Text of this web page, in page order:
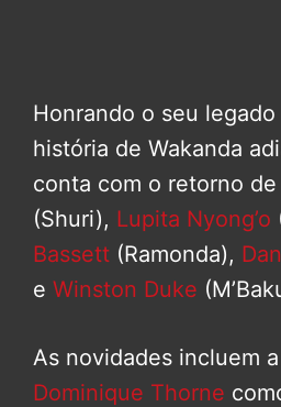
Honrando o seu
história de Wakanda
conta com o retorno de
(Shuri), Lupita Nyong’o
Bassett (Ramonda),
e Winston Duke
As novidades incluem
Dominique Thorne